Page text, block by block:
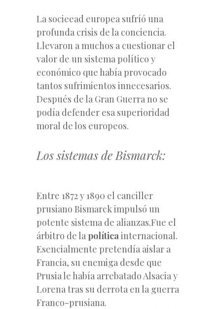
La socieead europea sufríó una
profunda crisis de la conciencia.
Llevaron a muchos a cuestionar el
valor de un sistema político y
económico que había provocado
tantos sufrimientos innecesarios.
Después de la Gran Guerra no se
podía defender esa superioridad
moral de los europeos.
Los sistemas de Bismarck:
Entre 1872 y 1890 el canciller
prusiano Bismarck impulsó un
potente sistema de alianzas.Fue el
árbitro de la políticainternacional.
Esencialmente pretendía aislar a
Francia, su enemiga desde que
Prusia le había arrebatado Alsacia y
Lorena tras su derrota en la guerra
Franco-prusiana.